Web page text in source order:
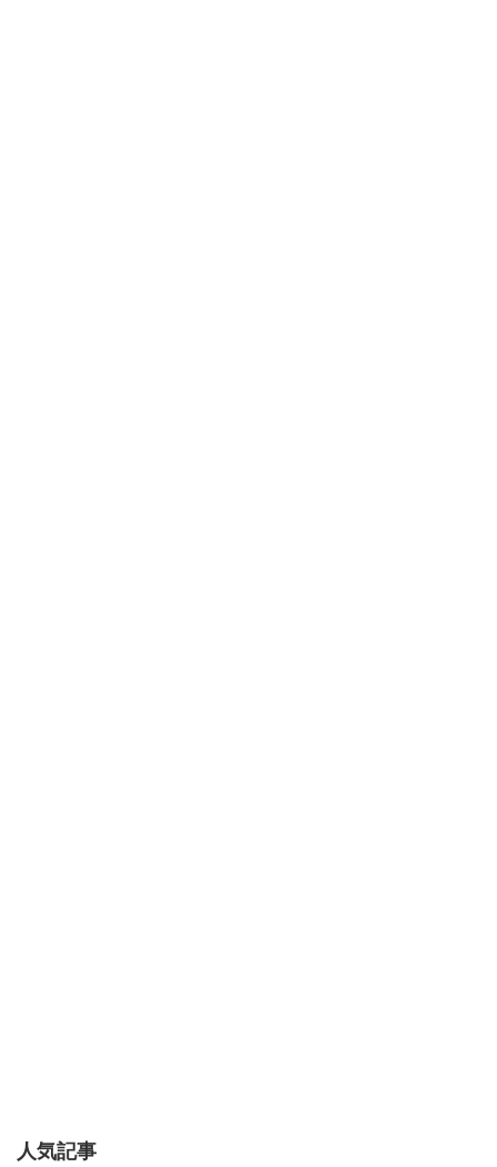
人気記事